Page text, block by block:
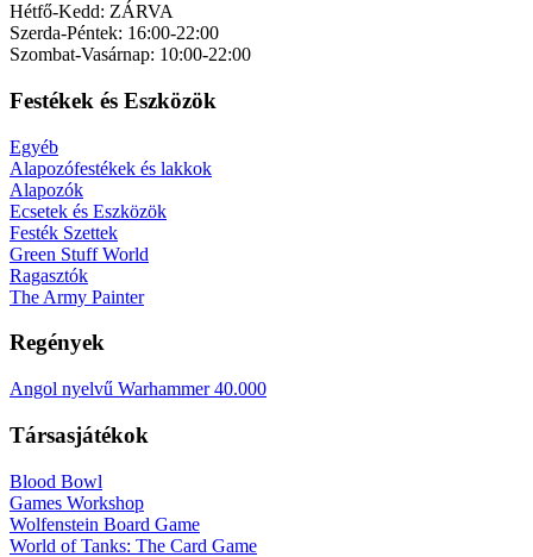
Hétfő-Kedd: ZÁRVA
Szerda-Péntek: 16:00-22:00
Szombat-Vasárnap: 10:00-22:00
Festékek és Eszközök
Egyéb
Alapozófestékek és lakkok
Alapozók
Ecsetek és Eszközök
Festék Szettek
Green Stuff World
Ragasztók
The Army Painter
Regények
Angol nyelvű Warhammer 40.000
Társasjátékok
Blood Bowl
Games Workshop
Wolfenstein Board Game
World of Tanks: The Card Game